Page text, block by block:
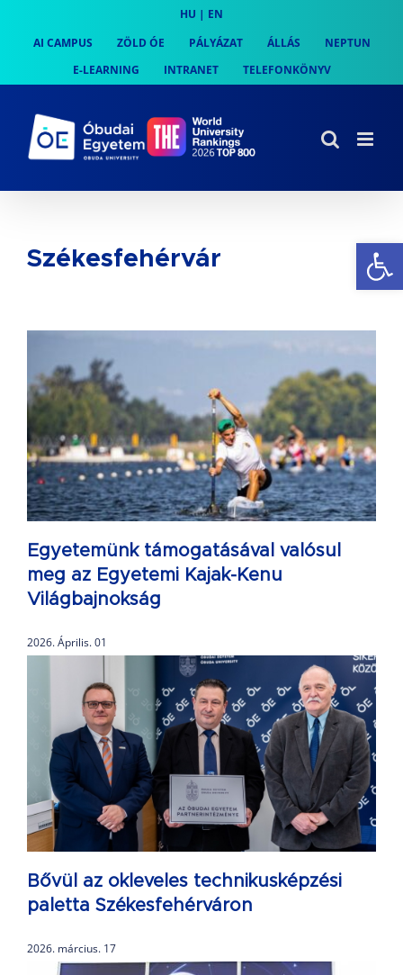
content
HU | EN
AI CAMPUS
ZÖLD ÓE PÁLYÁZAT ÁLLÁS
NEPTUN
E-LEARNING
INTRANET TELEFONKÖNYV
Székesfehérvár
Egyetemünk támogatásával valósul
meg az Egyetemi Kajak-Kenu
Világbajnokság
2026. Április. 01
Bővül az okleveles technikusképzési
paletta Székesfehérváron
2026. március. 17